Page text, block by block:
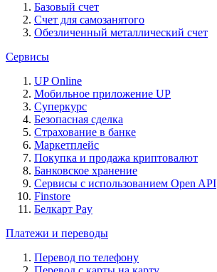
Базовый счет
Счет для самозанятого
Обезличенный металлический счет
Сервисы
UP Online
Мобильное приложение UP
Суперкурс
Безопасная сделка
Страхование в банке
Маркетплейс
Покупка и продажа криптовалют
Банковское хранение
Сервисы с использованием Open API
Finstore
Белкарт Pay
Платежи и переводы
Перевод по телефону